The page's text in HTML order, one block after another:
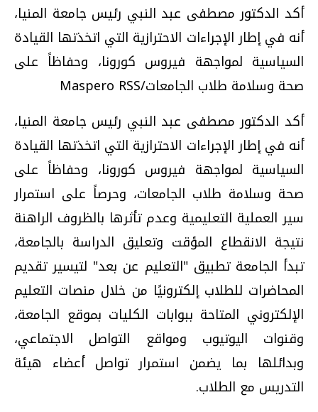
أكد الدكتور مصطفى عبد النبي رئيس جامعة المنيا،
أنه في إطار الإجراءات الاحترازية التي اتخذتها القيادة
السياسية لمواجهة فيروس كورونا، وحفاظاً على
صحة وسلامة طلاب الجامعات/Maspero RSS
أكد الدكتور مصطفى عبد النبي رئيس جامعة المنيا،
أنه في إطار الإجراءات الاحترازية التي اتخذتها القيادة
السياسية لمواجهة فيروس كورونا، وحفاظاً على
صحة وسلامة طلاب الجامعات، وحرصاً على استمرار
سير العملية التعليمية وعدم تأثرها بالظروف الراهنة
نتيجة الانقطاع المؤقت وتعليق الدراسة بالجامعة،
تبدأ الجامعة تطبيق "التعليم عن بعد" لتيسير تقديم
المحاضرات للطلاب إلكترونيًا من خلال منصات التعليم
الإلكتروني المتاحة ببوابات الكليات بموقع الجامعة،
وقنوات اليوتيوب ومواقع التواصل الاجتماعي،
وبدائلها بما يضمن استمرار تواصل أعضاء هيئة
التدريس مع الطلاب.